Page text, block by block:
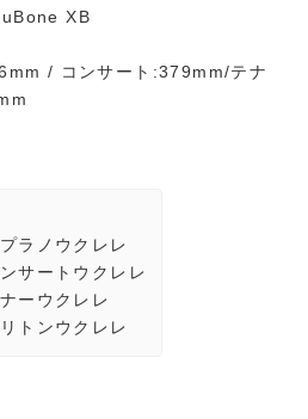
XB
/ コンサート:379mm/テナ
ラノウクレレ
サートウクレレ
ーウクレレ
トンウクレレ